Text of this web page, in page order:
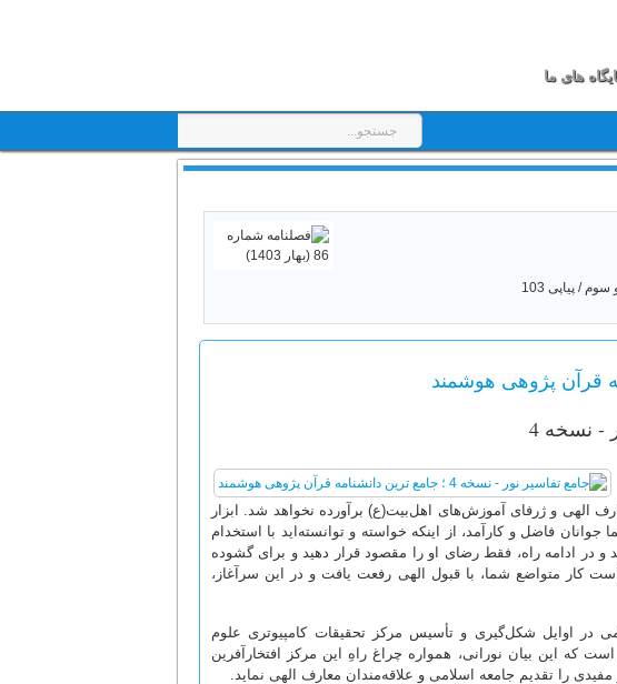
های ما
/ پیاپی 103
- نسخه 4
الهی و ژرفای آموزش‌های اهل‌بیت(ع) برآورده نخواهد شد. ابزار
فاضل و کارآمد، از اینکه خواسته و توانسته‌اید با استخدام
و در ادامه راه، فقط رضای او را مقصود قرار دهید و برای گشوده
کار متواضع شما، با قبول الهی رفعت یافت و در این سرآغاز،
در اوایل شکل‌گیری و تأسیس مرکز تحقیقات کامپیوتری علوم
که این بیان نورانی، همواره چراغ راهِ این مرکز افتخارآفرین
را تقدیم جامعه اسلامی و علاقه‌مندان معارف الهی نماید.